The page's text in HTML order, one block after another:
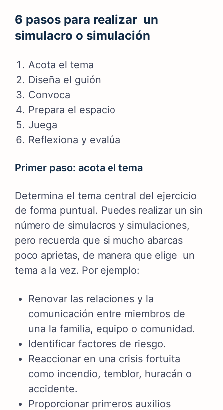
6 pasos para realizar un
simulacro o simulación
Acota el tema
Diseña el guión
Convoca
Prepara el espacio
Juega
Reflexiona y evalúa
Primer paso: acota el tema
Determina el tema central del ejercicio
de forma puntual. Puedes realizar un sin
número de simulacros y simulaciones,
pero recuerda que si mucho abarcas
poco aprietas, de manera que elige un
tema a la vez. Por ejemplo:
Renovar las relaciones y la
comunicación entre miembros de
una la familia, equipo o comunidad.
Identificar factores de riesgo.
Reaccionar en una crisis fortuita
como incendio, temblor, huracán o
accidente.
Proporcionar primeros auxilios